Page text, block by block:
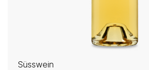
Süsswein